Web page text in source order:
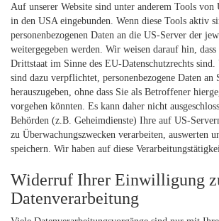
Auf unserer Website sind unter anderem Tools
in den USA eingebunden. Wenn diese Tools aktiv
personenbezogenen Daten an die US-Server der
weitergegeben werden. Wir weisen darauf hin,
Drittstaat im Sinne des EU-Datenschutzrechts sind.
sind dazu verpflichtet, personenbezogene Daten an
herauszugeben, ohne dass Sie als Betroffener
vorgehen könnten. Es kann daher nicht
Behörden (z.B. Geheimdienste) Ihre auf US-
zu Überwachungszwecken verarbeiten, auswerten
speichern. Wir haben auf diese
Widerruf Ihrer Einwilligung
Datenverarbeitung